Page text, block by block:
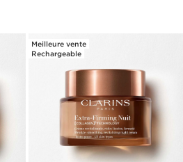
Meilleure vente
Rechargeable